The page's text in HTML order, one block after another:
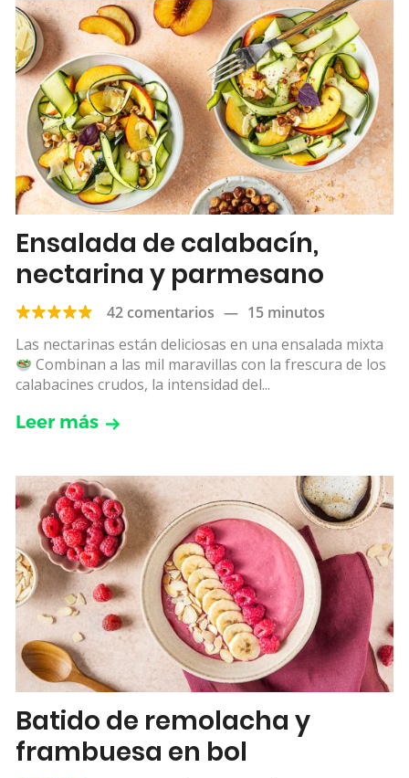
Ensalada de calabacín,
nectarina y parmesano
42 comentarios — 15 minutos
Las nectarinas están deliciosas en una ensalada mixta
Combinan a las mil maravillas con la frescura de los
calabacines crudos, la intensidad del...
Leer más
Batido de remolacha y
frambuesa en bol